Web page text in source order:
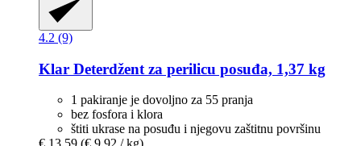
4.2 (9)
Klar Deterdžent za perilicu posuđa, 1,37 kg
1 pakiranje je dovoljno za 55 pranja
bez fosfora i klora
štiti ukrase na posuđu i njegovu zaštitnu površinu